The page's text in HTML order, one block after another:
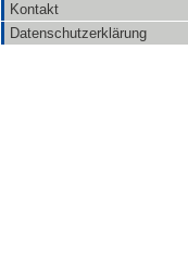
Kontakt
Datenschutzerklärung